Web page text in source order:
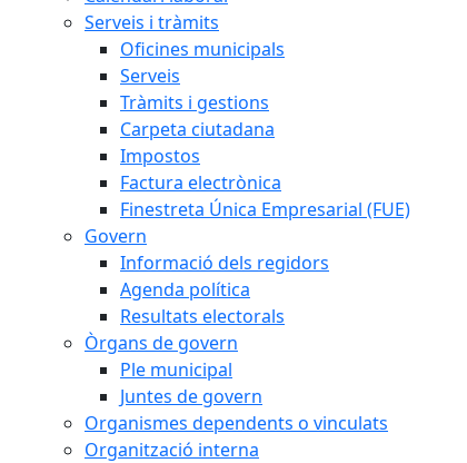
Serveis i tràmits
Oficines municipals
Serveis
Tràmits i gestions
Carpeta ciutadana
Impostos
Factura electrònica
Finestreta Única Empresarial (FUE)
Govern
Informació dels regidors
Agenda política
Resultats electorals
Òrgans de govern
Ple municipal
Juntes de govern
Organismes dependents o vinculats
Organització interna